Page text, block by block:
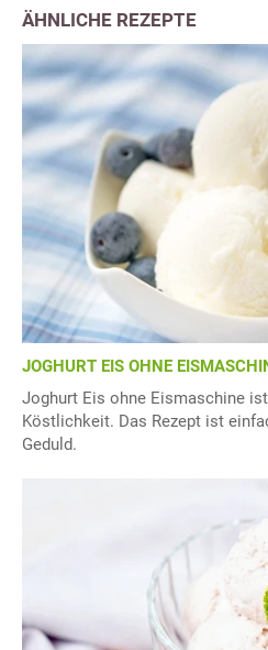
ÄHNLICHE REZEPTE
JOGHURT EIS OHNE
Joghurt Eis ohne Eismaschine
Köstlichkeit. Das Rezept ist
Geduld.